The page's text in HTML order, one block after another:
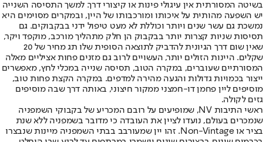
בשיטה המסורתית אין עיגולי פינות או קיצורי דרך. למשך התסיסה השנייה
יש השפעה מהותית על איכותו ומורכבותו של היין, ובמקרים מסוימים היא
נמשכת גם עשר שנים ויותר וכוללת לא מעט טיפול ידני בבקבוקים. גם
תסיסות שניות קצרות יותר בבקבוק הן חלק מתהליך מורכב, מוקפד ויקר,
שאין שום דרך הגיונית להדביק לתוצאה הסופית שלו תג מחיר של 20
שקלים. היינות הזולים יותר, העשויים לרוב גם מזנים פחות אציליים מאלה
המסורתיים שעוברים, במקרה הטוב, תסיסה שנייה במכלי לחץ, מאפשרים
ייצור בכמויות גדולות והגעה מהירה למדפים. במקרה הקצת פחות טוב,
מוסיפים ליין פחמן דו-חמצני ממקור חיצוני, באותה דרך שבה מוסיפים
גזים לקולה.
ראשי התיבות NV, שמופיעים על רובם המכריע של בקבוקי השמפניה
שנמכרים בעולם, נועדו לציין את העובדה כי מדובר בשמפניה ללא שנת
בציר או Non-Vintage. זהו יין שמעורבב בבתי השמפניה מיינות שנבצרו